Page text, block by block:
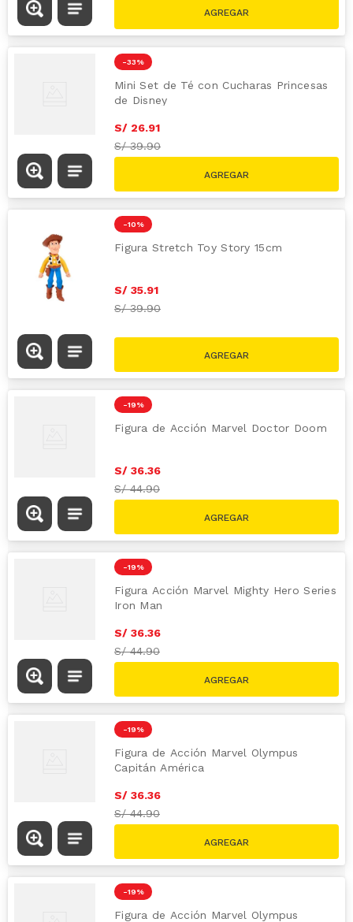
-33 %
Mini Set de Té con Cucharas Princesas
de Disney
S/ 26.91
S/39.90
-10 %
Figura Stretch Toy Story 15cm
S/ 35.91
S/39.90
-19 %
Figura de Acción Marvel Doctor Doom
S/ 36.36
S/44.90
-19 %
Figura Acción Marvel Mighty Hero Series
Iron Man
S/ 36.36
S/44.90
-19 %
Figura de Acción Marvel Olympus
Capitán América
S/ 36.36
S/44.90
-19 %
Figura de Acción Marvel Olympus